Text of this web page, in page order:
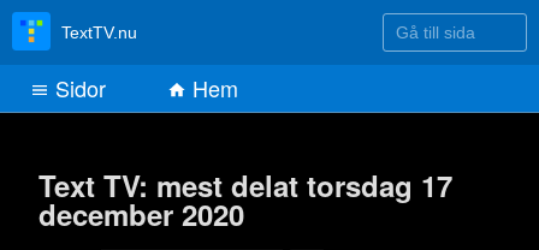
Text TV: mest delat torsdag 17
december 2020
TextTV.nu Gå till sida
Sidor Hem